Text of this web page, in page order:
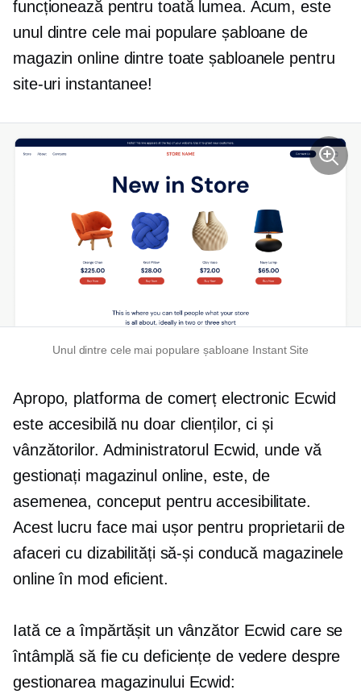
funcționează pentru toată lumea. Acum, este
unul dintre cele mai populare șabloane de
magazin online dintre toate șabloanele pentru
site-uri instantanee!
Unul dintre cele mai populare șabloane Instant Site
Apropo, platforma de comerț electronic Ecwid
este accesibilă nu doar clienților, ci și
vânzătorilor. Administratorul Ecwid, unde vă
gestionați magazinul online, este, de
asemenea, conceput pentru accesibilitate.
Acest lucru face mai ușor pentru proprietarii de
afaceri cu dizabilități să-și conducă magazinele
online în mod eficient.
Iată ce a împărtășit un vânzător Ecwid care se
întâmplă să fie cu deficiențe de vedere despre
gestionarea magazinului Ecwid: